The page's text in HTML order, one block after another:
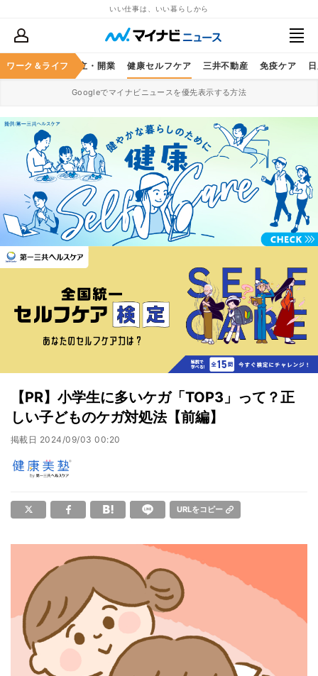
いい仕事は、いい暮らしから
ワーク＆ライフ
ヤマハ発動機 独立・開業 健康セルフケア 三井不動産 免疫ケア
Googleでマイナビニュースを優先表示する方法
【PR】小学生に多いケガ「TOP3」って？正
しい子どものケガ対処法【前編】
掲載日 2024/09/03 00:20
URLをコピー